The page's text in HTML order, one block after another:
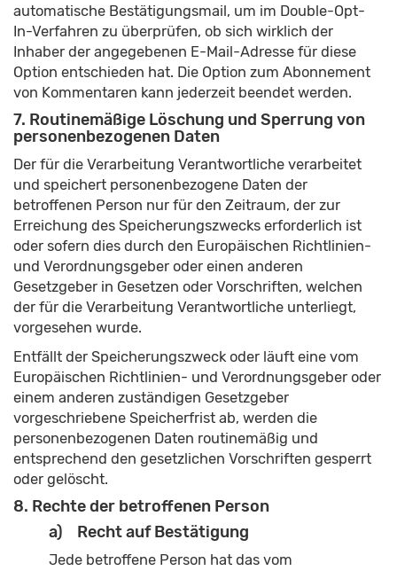
automatische Bestätigungsmail, um im Double-Opt-
In-Verfahren zu überprüfen, ob sich wirklich der
Inhaber der angegebenen E-Mail-Adresse für diese
Option entschieden hat. Die Option zum Abonnement
von Kommentaren kann jederzeit beendet werden.
7. Routinemäßige Löschung und Sperrung von
personenbezogenen Daten
Der für die Verarbeitung Verantwortliche verarbeitet
und speichert personenbezogene Daten der
betroffenen Person nur für den Zeitraum, der zur
Erreichung des Speicherungszwecks erforderlich ist
oder sofern dies durch den Europäischen Richtlinien-
und Verordnungsgeber oder einen anderen
Gesetzgeber in Gesetzen oder Vorschriften, welchen
der für die Verarbeitung Verantwortliche unterliegt,
vorgesehen wurde.
Entfällt der Speicherungszweck oder läuft eine vom
Europäischen Richtlinien- und Verordnungsgeber oder
einem anderen zuständigen Gesetzgeber
vorgeschriebene Speicherfrist ab, werden die
personenbezogenen Daten routinemäßig und
entsprechend den gesetzlichen Vorschriften gesperrt
oder gelöscht.
8. Rechte der betroffenen Person
a) Recht auf Bestätigung
Jede betroffene Person hat das vom